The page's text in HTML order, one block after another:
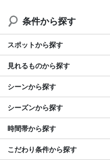
条件から探す
スポットから探す
見れるものから探す
シーンから探す
シーズンから探す
時間帯から探す
こだわり条件から探す